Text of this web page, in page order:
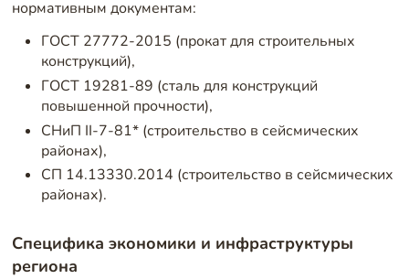
нормативным документам:
ГОСТ 27772-2015 (прокат для строительных
конструкций),
ГОСТ 19281-89 (сталь для конструкций
повышенной прочности),
СНиП II-7-81* (строительство в сейсмических
районах),
СП 14.13330.2014 (строительство в сейсмических
районах).
Специфика экономики и инфраструктуры
региона